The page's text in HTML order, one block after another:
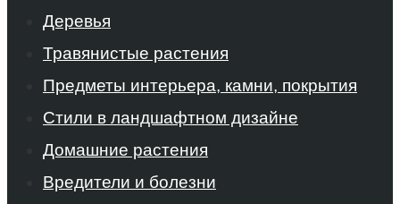
Деревья
Травянистые растения
Предметы интерьера, камни, покрытия
Стили в ландшафтном дизайне
Домашние растения
Вредители и болезни